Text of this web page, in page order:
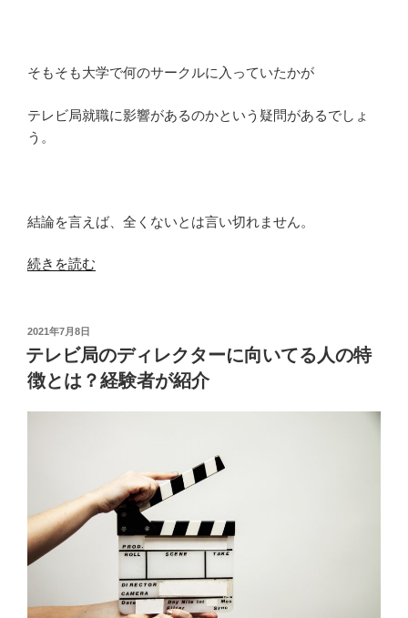
そもそも大学で何のサークルに入っていたかが
テレビ局就職に影響があるのかという疑問があるでしょ
う。
結論を言えば、全くないとは言い切れません。
“テ
局
に
就
職
で
サ
ー
ク
は？
続きを読む
投
稿
日:
2021年7月8日
テレビ局のディレクターに向いてる人の特
徴とは？経験者が紹介